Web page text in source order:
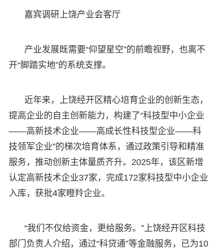
嘉宾调研上饶产业会客厅
产业发展既需要“仰望星空”的前瞻视野，也离不
开“脚踏实地”的系统支撑。
近年来，上饶经开区精心培育企业的创新生态，
提高企业的自主创新能力，构建了“科技型中小企业
——高新技术企业——高成长性科技型企业——科
技领军企业”的梯次培育体系，通过政策引导和精准
服务，推动创新主体量质齐升。2025年，该区新增
认定高新技术企业37家，完成172家科技型中小企业
入库，获批4家瞪羚企业。
“我们不仅给资金，更给服务。”上饶经开区科技
部门负责人介绍，通过“科贷通”等金融服务，已为10